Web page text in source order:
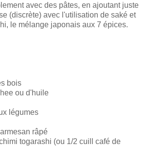
avec des pâtes, en ajoutant juste
(discrète) avec l'utilisation de saké et
, le mélange japonais aux 7 épices.
bois
ou d'huile
légumes
râpé
togarashi (ou 1/2 cuill
café de